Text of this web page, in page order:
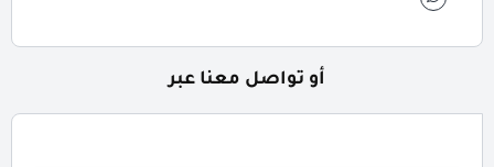
أو تواصل معنا عبر